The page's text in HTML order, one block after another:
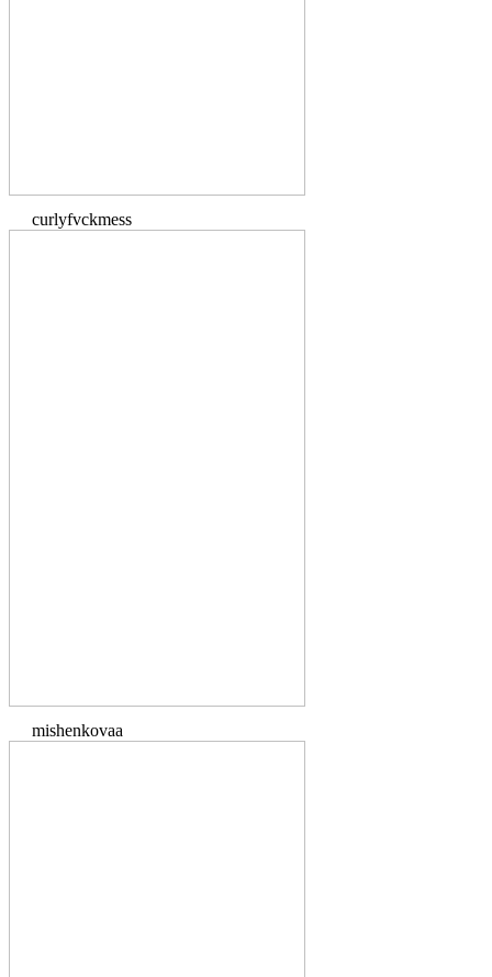
curlyfvckmess
mishenkovaa